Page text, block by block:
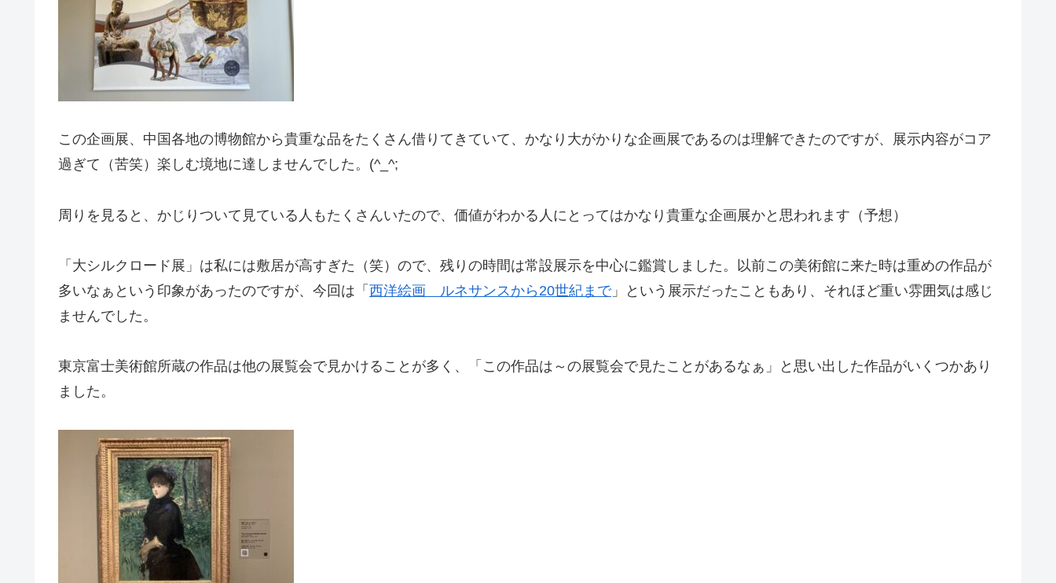
この企画展、中国各地の博物館から貴重な品をたくさん借りてきていて、かなり大がかりな企画展であるのは理解できたのですが、展示内容がコア
過ぎて（苦笑）楽しむ境地に達しませんでした。(^_^;
周りを見ると、かじりついて見ている人もたくさんいたので、価値がわかる人にとってはかなり貴重な企画展かと思われます（予想）
「大シルクロード展」は私には敷居が高すぎた（笑）ので、残りの時間は常設展示を中心に鑑賞しました。以前この美術館に来た時は重めの作品が
多いなぁという印象があったのですが、今回は「 西洋絵画 ルネサンスから20世紀まで」という展示だったこともあり、それほど重い雰囲気は感じ
ませんでした。
東京富士美術館所蔵の作品は他の展覧会で見かけることが多く、「この作品は～の展覧会で見たことがあるなぁ」と思い出した作品がいくつかあり
ました。